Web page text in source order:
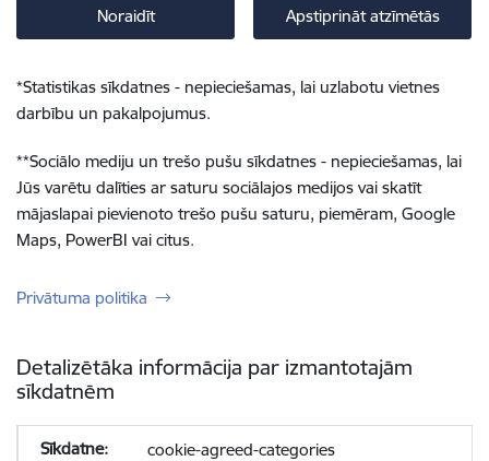
Noraidīt Apstiprināt atzīmētās
*Statistikas sīkdatnes - nepieciešamas, lai uzlabotu vietnes
darbību un pakalpojumus.
**Sociālo mediju un trešo pušu sīkdatnes - nepieciešamas, lai
Jūs varētu dalīties ar saturu sociālajos medijos vai skatīt
mājaslapai pievienoto trešo pušu saturu, piemēram, Google
Maps, PowerBI vai citus.
Privātuma politika
Detalizētāka informācija par izmantotajām
sīkdatnēm
cookie-agreed-categories